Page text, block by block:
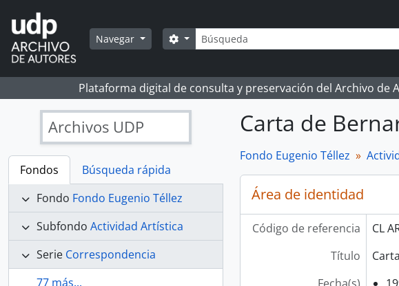
Skip to main content
Navegar Búsqueda
Search options
Plataforma digital de consulta y preservación del Archivo de
Archivos UDP
Fondos
Búsqueda rápida
Fondo Fondo Eugenio Téllez
Subfondo Actividad Artística
Serie Correspondencia
77 más...
Carta de
Fondo Eugenio Téllez
Área de identidad
Código de referencia
CL
Título